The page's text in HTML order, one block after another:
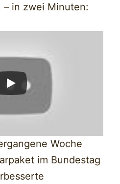
in zwei Minuten:
Woche
im Bundestag